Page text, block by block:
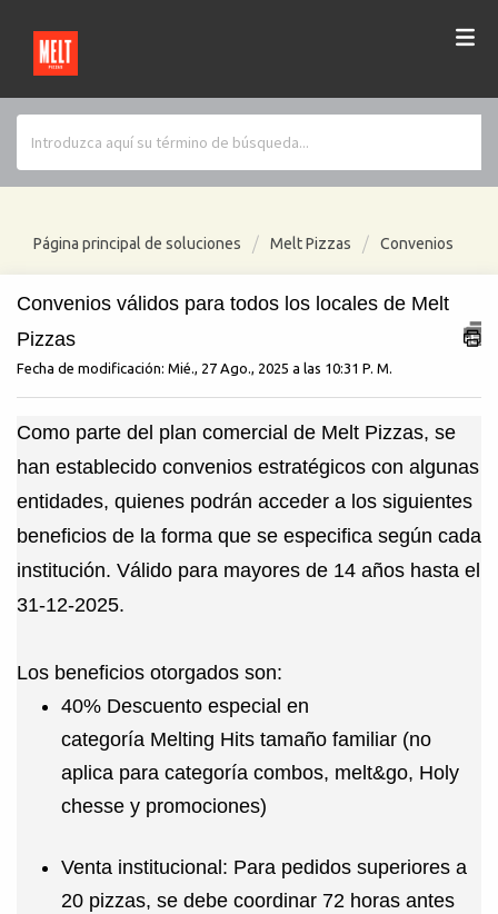
Página principal de soluciones Melt Pizzas Convenios
Convenios válidos para todos los locales de Melt
Pizzas
Fecha de modificación: Mié., 27 Ago., 2025 a las 10:31 P. M.
Como parte del plan comercial de Melt Pizzas, se
han establecido convenios estratégicos con algunas
entidades, quienes podrán acceder a los siguientes
beneficios de la forma que se especifica según cada
institución. Válido para mayores de 14 años hasta el
31-12-2025.
Los beneficios otorgados son:
40% Descuento especial en
categoría Melting Hits tamaño familiar (no
aplica para categoría combos, melt&go, Holy
chesse y promociones)
Venta institucional: Para pedidos superiores a
20 pizzas, se debe coordinar 72 horas antes